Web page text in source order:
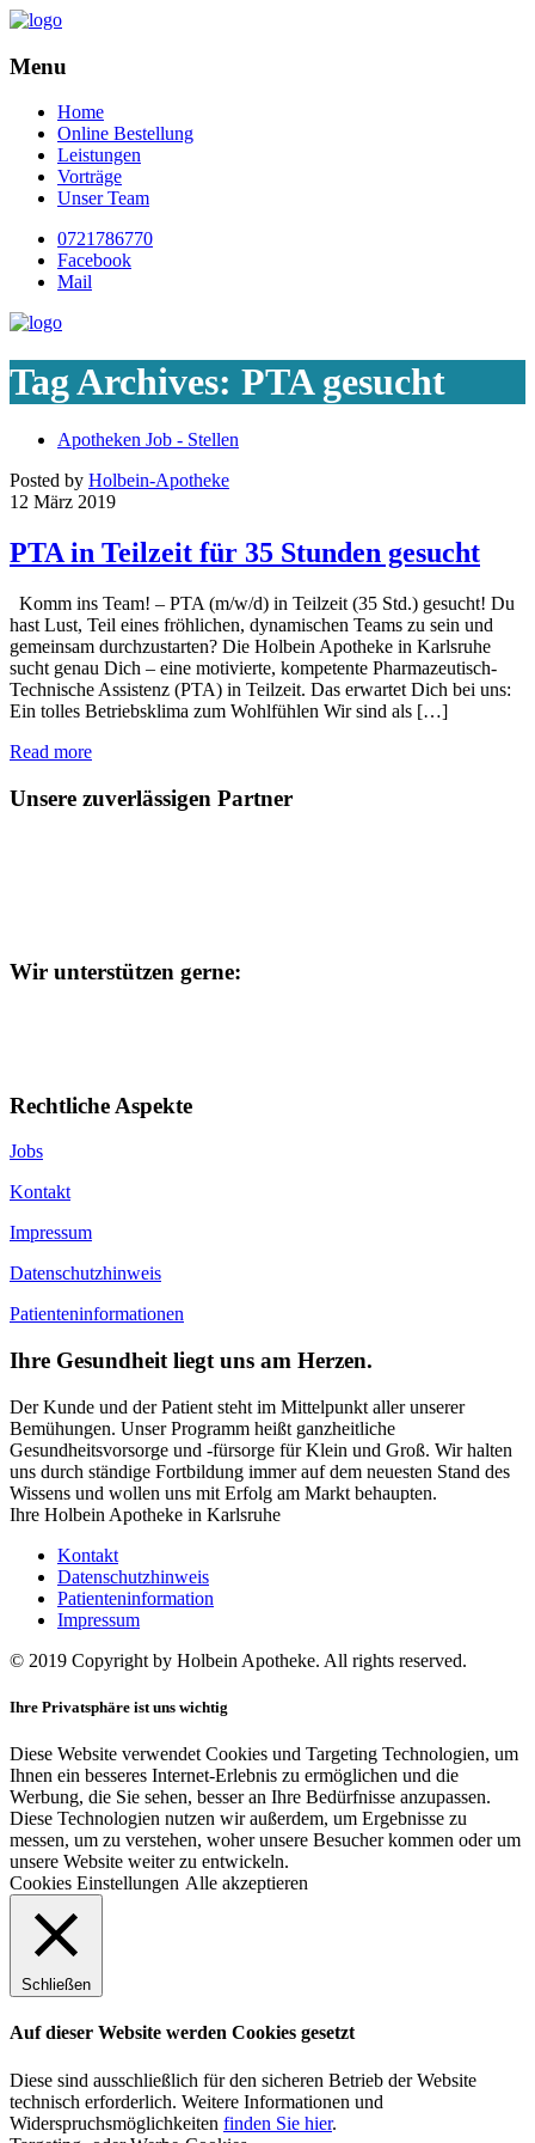
Menu
Home
Online Bestellung
Leistungen
Vorträge
Unser Team
0721786770
Facebook
Mail
Tag Archives: PTA gesucht
Apotheken Job - Stellen
Posted by Holbein-Apotheke
12 März 2019
PTA in Teilzeit für 35 Stunden gesucht
Komm ins Team! – PTA (m/w/d) in Teilzeit (35 Std.) gesucht! Du
hast Lust, Teil eines fröhlichen, dynamischen Teams zu sein und
gemeinsam durchzustarten? Die Holbein Apotheke in Karlsruhe
sucht genau Dich – eine motivierte, kompetente Pharmazeutisch-
Technische Assistenz (PTA) in Teilzeit. Das erwartet Dich bei uns:
Ein tolles Betriebsklima zum Wohlfühlen Wir sind als […]
Read more
Unsere zuverlässigen Partner
Wir unterstützen gerne:
Rechtliche Aspekte
Jobs
Kontakt
Impressum
Datenschutzhinweis
Patienteninformationen
Ihre Gesundheit liegt uns am Herzen.
Der Kunde und der Patient steht im Mittelpunkt aller unserer
Bemühungen. Unser Programm heißt ganzheitliche
Gesundheitsvorsorge und -fürsorge für Klein und Groß. Wir halten
uns durch ständige Fortbildung immer auf dem neuesten Stand des
Wissens und wollen uns mit Erfolg am Markt behaupten.
Ihre Holbein Apotheke in Karlsruhe
Kontakt
Datenschutzhinweis
Patienteninformation
Impressum
© 2019 Copyright by Holbein Apotheke. All rights reserved.
Ihre Privatsphäre ist uns wichtig
Diese Website verwendet Cookies und Targeting Technologien, um
Ihnen ein besseres Internet-Erlebnis zu ermöglichen und die
Werbung, die Sie sehen, besser an Ihre Bedürfnisse anzupassen.
Diese Technologien nutzen wir außerdem, um Ergebnisse zu
messen, um zu verstehen, woher unsere Besucher kommen oder um
unsere Website weiter zu entwickeln.
Cookies Einstellungen Alle akzeptieren
Schließen
Auf dieser Website werden Cookies gesetzt
Diese sind ausschließlich für den sicheren Betrieb der Website
technisch erforderlich. Weitere Informationen und
Widerspruchsmöglichkeiten finden Sie hier.